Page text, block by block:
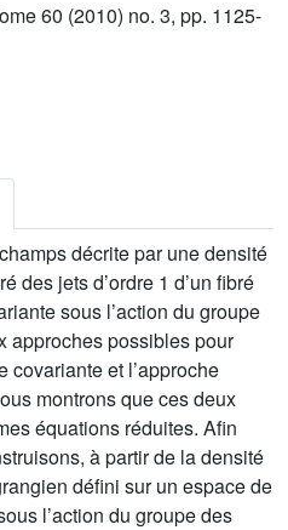
60 (2010) no. 3, pp. 1125-
décrite par une densité
des jets d’ordre 1 d’un fibré
sous l’action du groupe
approches possibles pour
covariante et l’approche
montrons que ces deux
équations réduites. Afin
à partir de la densité
défini sur un espace de
l’action du groupe des